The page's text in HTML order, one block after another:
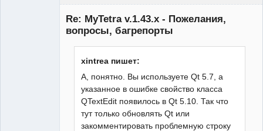
Re: MyTetra v.1.43.x - Пожелания,
вопросы, багрепорты
xintrea пишет:
А, понятно. Вы используете Qt 5.7, а
указанное в ошибке свойство класса
QTextEdit появилось в Qt 5.10. Так что
тут только обновлять Qt или
закомментировать проблемную строку